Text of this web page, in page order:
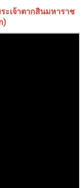
ะเจ้าตากสินมหาราช
)